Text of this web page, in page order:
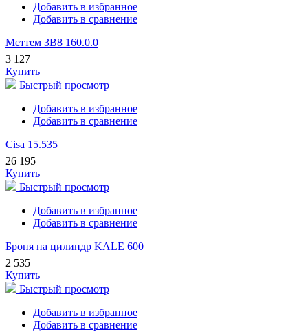
Добавить в избранное
Добавить в сравнение
Меттем ЗВ8 160.0.0
3 127
Купить
Быстрый просмотр
Добавить в избранное
Добавить в сравнение
Cisa 15.535
26 195
Купить
Быстрый просмотр
Добавить в избранное
Добавить в сравнение
Броня на цилиндр KALE 600
2 535
Купить
Быстрый просмотр
Добавить в избранное
Добавить в сравнение